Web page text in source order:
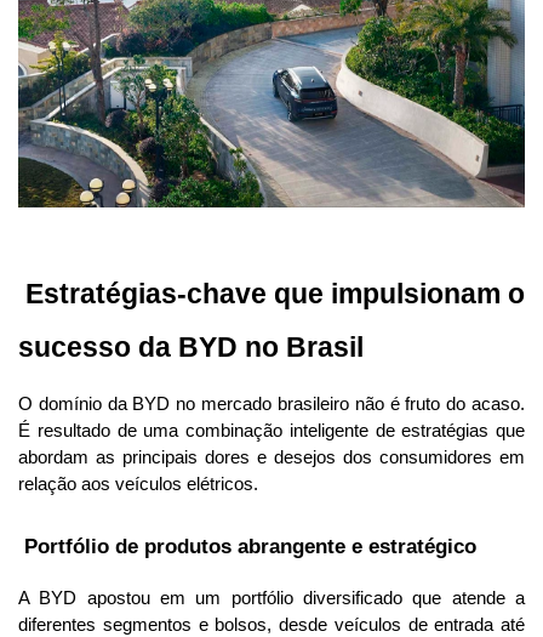
Estratégias-chave que impulsionam o
sucesso da BYD no Brasil
O domínio da BYD no mercado brasileiro não é fruto do acaso.
É resultado de uma combinação inteligente de estratégias que
abordam as principais dores e desejos dos consumidores em
relação aos veículos elétricos.
Portfólio de produtos abrangente e estratégico
A BYD apostou em um portfólio diversificado que atende a
diferentes segmentos e bolsos, desde veículos de entrada até